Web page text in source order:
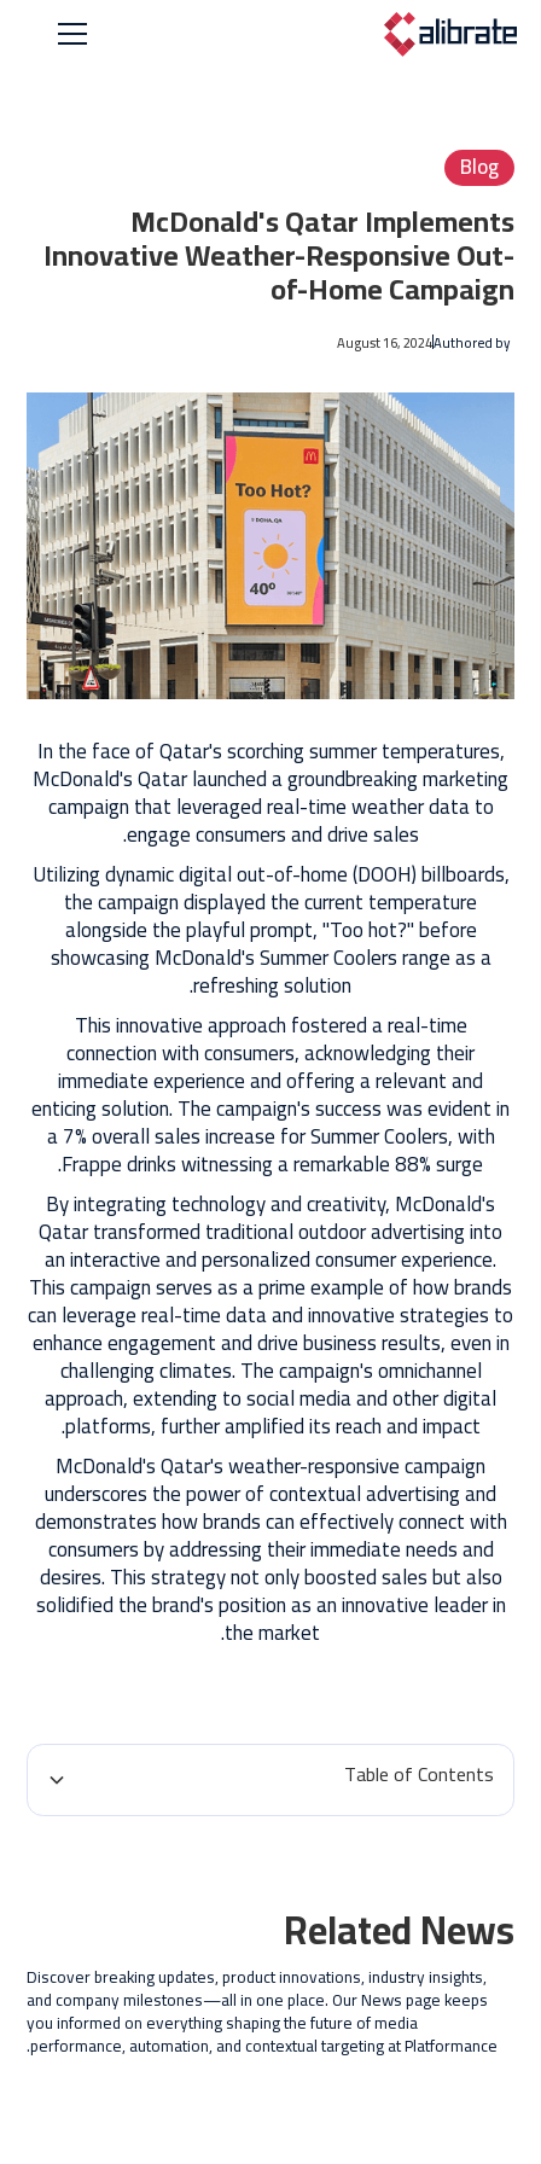
Blog
McDonald's Qatar Implements
Innovative Weather-Responsive Out-
of-Home Campaign
Authored by
August 16, 2024
In the face of Qatar's scorching summer temperatures,
McDonald's Qatar launched a groundbreaking marketing
campaign that leveraged real-time weather data to
engage consumers and drive sales.
Utilizing dynamic digital out-of-home (DOOH) billboards,
the campaign displayed the current temperature
alongside the playful prompt, "Too hot?" before
showcasing McDonald's Summer Coolers range as a
refreshing solution.
This innovative approach fostered a real-time
connection with consumers, acknowledging their
immediate experience and offering a relevant and
enticing solution. The campaign's success was evident in
a 7% overall sales increase for Summer Coolers, with
Frappe drinks witnessing a remarkable 88% surge.
By integrating technology and creativity, McDonald's
Qatar transformed traditional outdoor advertising into
an interactive and personalized consumer experience.
This campaign serves as a prime example of how brands
can leverage real-time data and innovative strategies to
enhance engagement and drive business results, even in
challenging climates. The campaign's omnichannel
approach, extending to social media and other digital
platforms, further amplified its reach and impact.
McDonald's Qatar's weather-responsive campaign
underscores the power of contextual advertising and
demonstrates how brands can effectively connect with
consumers by addressing their immediate needs and
desires. This strategy not only boosted sales but also
solidified the brand's position as an innovative leader in
the market.
Table of Contents
H4 Title
H5 Title
H6 Title
Related News
Discover breaking updates, product innovations, industry insights,
and company milestones—all in one place. Our News page keeps
you informed on everything shaping the future of media
performance, automation, and contextual targeting at Platformance.